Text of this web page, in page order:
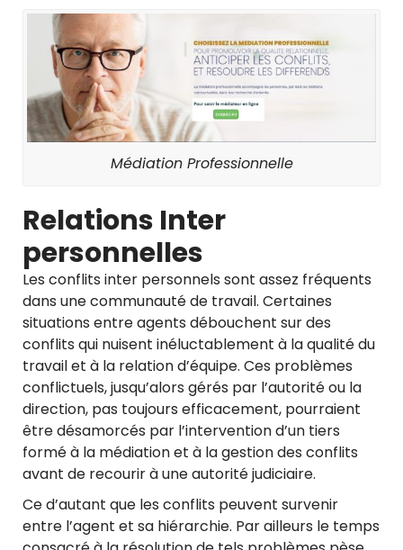
Médiation Professionnelle
Relations Inter
personnelles
Les conflits inter personnels sont assez fréquents
dans une communauté de travail. Certaines
situations entre agents débouchent sur des
conflits qui nuisent inéluctablement à la qualité du
travail et à la relation d’équipe. Ces problèmes
conflictuels, jusqu’alors gérés par l’autorité ou la
direction, pas toujours efficacement, pourraient
être désamorcés par l’intervention d’un tiers
formé à la médiation et à la gestion des conflits
avant de recourir à une autorité judiciaire.
Ce d’autant que les conflits peuvent survenir
entre l’agent et sa hiérarchie. Par ailleurs le temps